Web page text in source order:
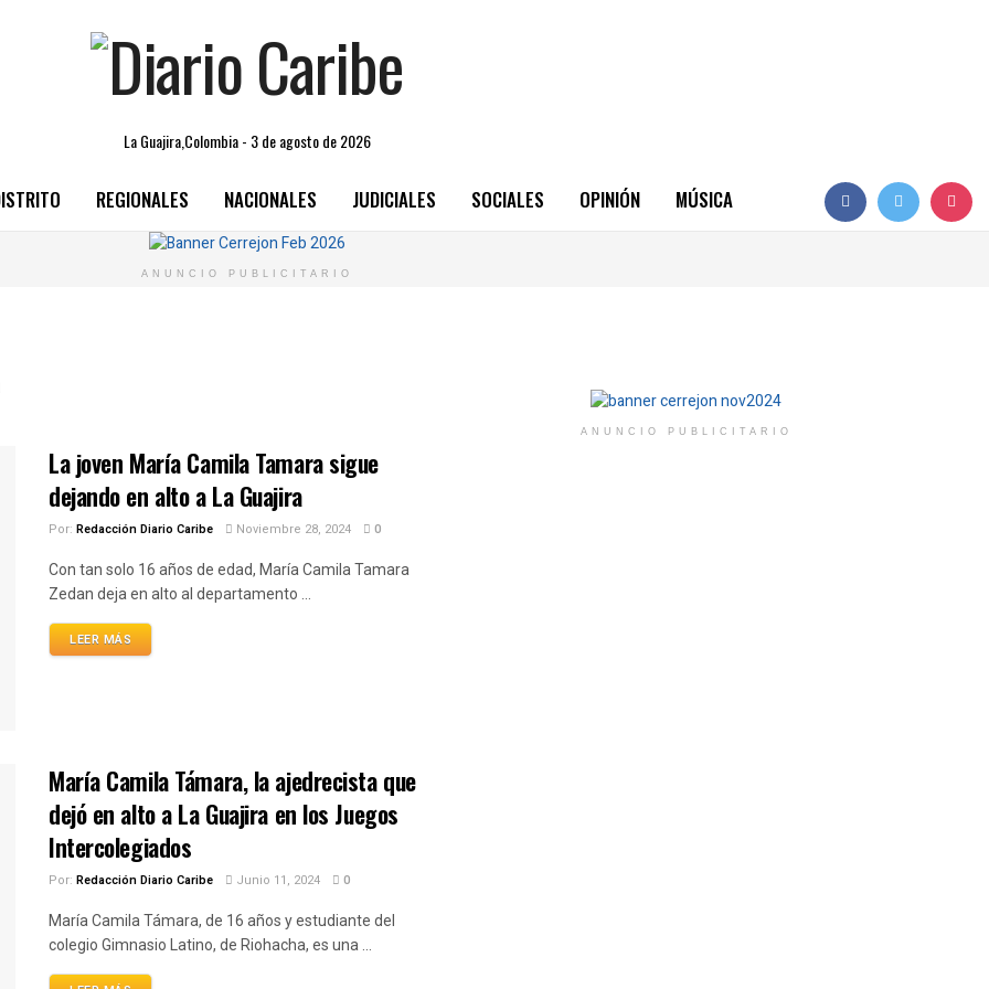
La Guajira,Colombia - 3 de agosto de 2026
REGIONALES NACIONALES JUDICIALES SOCIALES OPINIÓN MÚSICA
ANUNCIO PUBLICITARIO
La joven María Camila Tamara sigue
dejando en alto a La Guajira
Por: Redacción Diario Caribe Noviembre 28, 2024 0
Con tan solo 16 años de edad, María Camila Tamara
Zedan deja en alto al departamento ...
LEER MÁS
María Camila Támara, la ajedrecista que
dejó en alto a La Guajira en los Juegos
Intercolegiados
Por: Redacción Diario Caribe Junio 11, 2024 0
María Camila Támara, de 16 años y estudiante del
colegio Gimnasio Latino, de Riohacha, es una ...
ANUNCIO PUBLICITARIO